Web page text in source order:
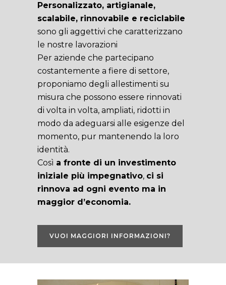
Personalizzato, artigianale,
scalabile, rinnovabile e reciclabile
sono gli aggettivi che caratterizzano
le nostre lavorazioni
Per aziende che partecipano
costantemente a fiere di settore,
proponiamo degli allestimenti su
misura che possono essere rinnovati
di volta in volta, ampliati, ridotti in
modo da adeguarsi alle esigenze del
momento, pur mantenendo la loro
identità.
Così a fronte di un investimento
iniziale più impegnativo, ci si
rinnova ad ogni evento ma in
maggior d’economia.
VUOI MAGGIORI INFORMAZIONI?